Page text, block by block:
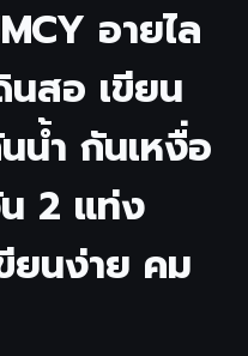
อายไล
นสอ เขียน
น้ำ กันเหงื่อ
2 แท่ง
ยนง่าย คม